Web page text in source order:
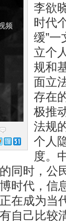
频
李欲
时代
缓”一
立个
规和
面立
存在
极推
法规
个人
度。
同时，公
时代，信
在成为当
自己比较